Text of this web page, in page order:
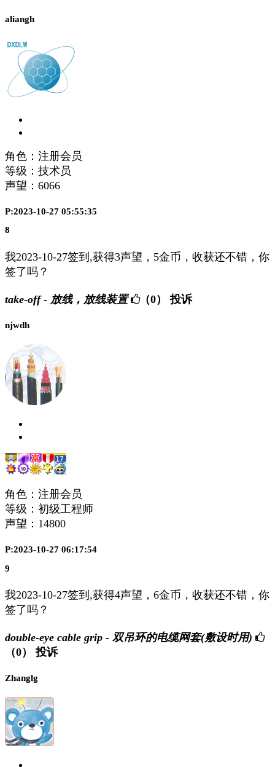
aliangh
角色：注册会员
等级：技术员
声望： 6066
P:2023-10-27 05:55:35
8
我2023-10-27签到,获得3声望，5金币，收获还不错，你
签了吗？
take-off - 放线，放线装置 （0） 投诉
njwdh
角色：注册会员
等级：初级工程师
声望： 14800
P:2023-10-27 06:17:54
9
我2023-10-27签到,获得4声望，6金币，收获还不错，你
签了吗？
double-eye cable grip - 双吊环的电缆网套(敷设时用)
（0）
投诉
Zhanglg